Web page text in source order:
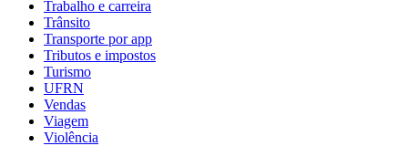
Trabalho e carreira
Trânsito
Transporte por app
Tributos e impostos
Turismo
UFRN
Vendas
Viagem
Violência